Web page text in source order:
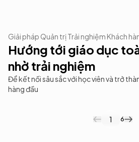
Cuộc hội thoại được hỗ trợ với Filum.ai
Giảm thời gian xử lý phản hồi khách
Giải pháp Quản trị Trải nghiệm Khách
Hướng tới giáo dục
nhờ trải nghiệm
Để kết nối sâu sắc với học viên và trở
hàng đầu
1 6